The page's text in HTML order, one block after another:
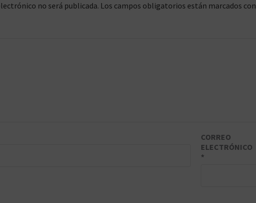
no será publicada. Los campos obligatorios están marcados con
CORREO
ELECTRÓNICO
*